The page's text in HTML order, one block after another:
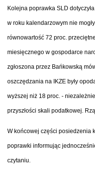
Kolejna poprawka SLD
w roku kalendarzowym nie
równowartość 72 proc.
miesięcznego w gospodarce
zgłoszona przez Bańkowską
oszczędzania na IKZE były
wyższej niż 18 proc. -
przyszłości skali podatkowej.
W końcowej części posiedzenia
poprawki informując
czytaniu.